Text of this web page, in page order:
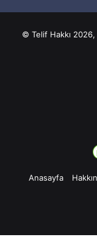
© Telif Hakkı 2026,
Anasayfa